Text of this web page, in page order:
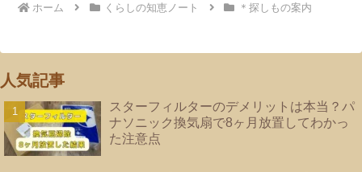
ホーム くらしの知恵ノート ＊探しもの案内
人気記事
スターフィルターのデメリットは本当？パ
ナソニック換気扇で8ヶ月放置してわかっ
た注意点